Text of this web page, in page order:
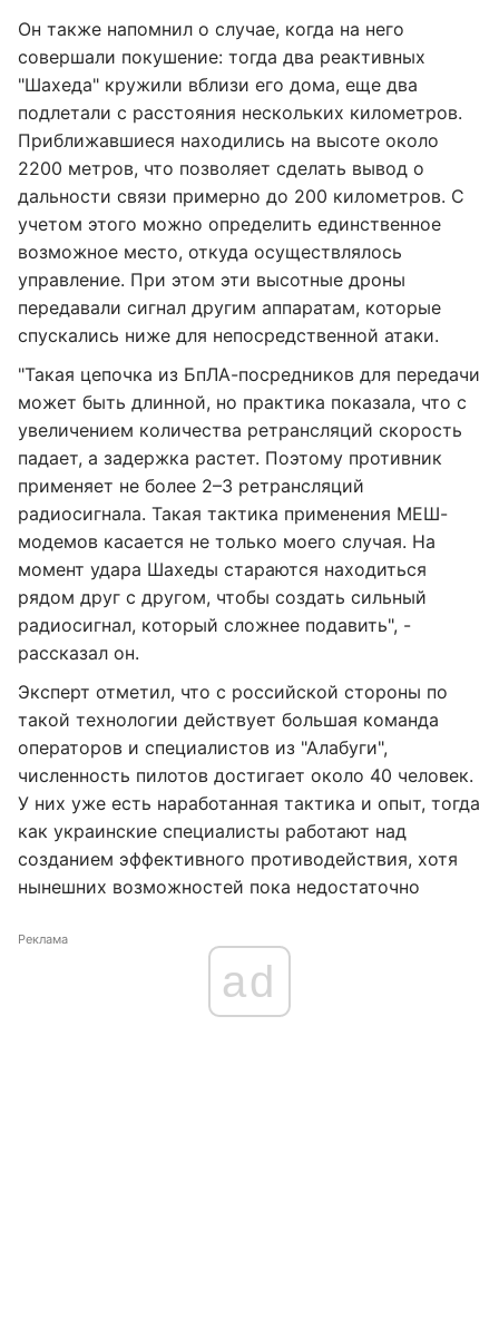
Он также напомнил о случае, когда на него
совершали покушение: тогда два реактивных
"Шахеда" кружили вблизи его дома, еще два
подлетали с расстояния нескольких километров.
Приближавшиеся находились на высоте около
2200 метров, что позволяет сделать вывод о
дальности связи примерно до 200 километров. С
учетом этого можно определить единственное
возможное место, откуда осуществлялось
управление. При этом эти высотные дроны
передавали сигнал другим аппаратам, которые
спускались ниже для непосредственной атаки.
"Такая цепочка из БпЛА-посредников для передачи
может быть длинной, но практика показала, что с
увеличением количества ретрансляций скорость
падает, а задержка растет. Поэтому противник
применяет не более 2–3 ретрансляций
радиосигнала. Такая тактика применения МЕШ-
модемов касается не только моего случая. На
момент удара Шахеды стараются находиться
рядом друг с другом, чтобы создать сильный
радиосигнал, который сложнее подавить", -
рассказал он.
Эксперт отметил, что с российской стороны по
такой технологии действует большая команда
операторов и специалистов из "Алабуги",
численность пилотов достигает около 40 человек.
У них уже есть наработанная тактика и опыт, тогда
как украинские специалисты работают над
созданием эффективного противодействия, хотя
нынешних возможностей пока недостаточно
Реклама
ad